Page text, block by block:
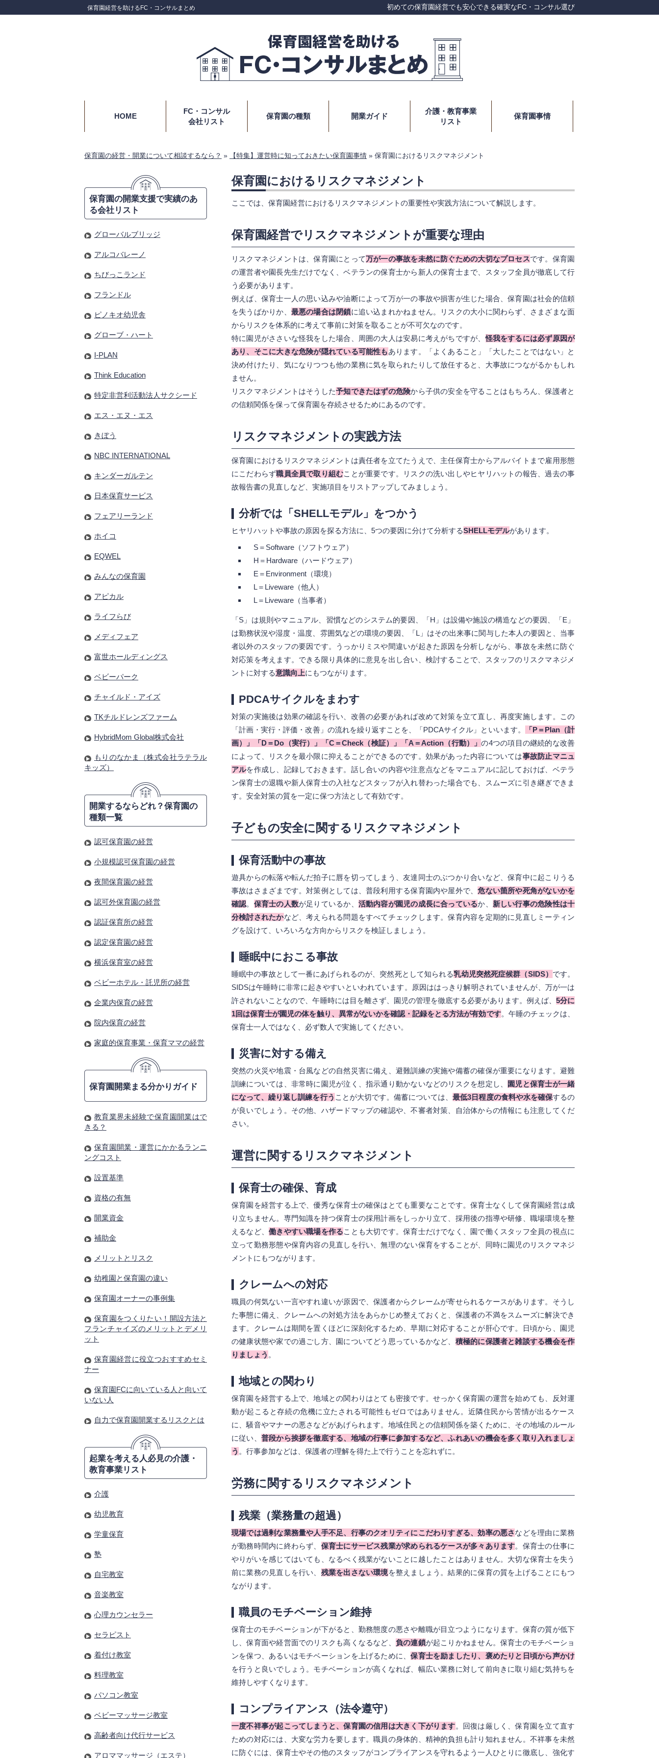
保育園経営を助けるFC・コンサルまとめ 初めての保育園経営でも安心できる確実なFC・コンサル選び
HOME
FC・コンサル
会社リスト
保育園の種類 開業ガイド
介護・教育事業
リスト
保育園事情
保育園の経営・開業について相談するなら？ » 【特集】運営時に知っておきたい保育園事情 » 保育園におけるリスクマネジメント
保育園におけるリスクマネジメント
ここでは、保育園経営におけるリスクマネジメントの重要性や実践方法について解説します。
保育園経営でリスクマネジメントが重要な理由
リスクマネジメントは、保育園にとって万が一の事故を未然に防ぐための大切なプロセスです。保育園
の運営者や園長先生だけでなく、ベテランの保育士から新人の保育士まで、スタッフ全員が徹底して行
う必要があります。
例えば、保育士一人の思い込みや油断によって万が一の事故や損害が生じた場合、保育園は社会的信頼
を失うばかりか、 最悪の場合は閉鎖に追い込まれかねません。リスクの大小に関わらず、さまざまな面
からリスクを体系的に考えて事前に対策を取ることが不可欠なのです。
特に園児がささいな怪我をした場合、周囲の大人は安易に考えがちですが、怪我をするには必ず原因が
あり、そこに大きな危険が隠れている可能性もあります。「よくあること」「大したことではない」と
決め付けたり、気になりつつも他の業務に気を取られたりして放任すると、大事故につながるかもしれ
ません。
リスクマネジメントはそうした予知できたはずの危険から子供の安全を守ることはもちろん、保護者と
の信頼関係を保って保育園を存続させるためにあるのです。
リスクマネジメントの実践方法
保育園におけるリスクマネジメントは責任者を立てたうえで、主任保育士からアルバイトまで雇用形態
にこだわらず職員全員で取り組むことが重要です。リスクの洗い出しやヒヤリハットの報告、過去の事
故報告書の見直しなど、実施項目をリストアップしてみましょう。
分析では「SHELLモデル」をつかう
ヒヤリハットや事故の原因を探る方法に、5つの要因に分けて分析するSHELLモデルがあります。
S＝Software（ソフトウェア）
H＝Hardware（ハードウェア）
E＝Environment（環境）
L＝Liveware（他人）
L＝Liveware（当事者）
「S」は規則やマニュアル、習慣などのシステム的要因、「H」は設備や施設の構造などの要因、「E」
は勤務状況や湿度・温度、雰囲気などの環境の要因、「L」はその出来事に関与した本人の要因と、当事
者以外のスタッフの要因です。うっかりミスや間違いが起きた原因を分析しながら、事故を未然に防ぐ
対応策を考えます。できる限り具体的に意見を出し合い、検討することで、スタッフのリスクマネジメ
ントに対する意識向上にもつながります。
PDCAサイクルをまわす
対策の実施後は効果の確認を行い、改善の必要があれば改めて対策を立て直し、再度実施します。この
「計画・実行・評価・改善」の流れを繰り返すことを、「PDCAサイクル」といいます。
「P＝Plan（計
画）」「D＝Do（実行）」「C＝Check（検証）」「A＝Action（行動）」の4つの項目の継続的な改善
によって、リスクを最小限に抑えることができるのです。効果があった内容については事故防止マニュ
アルを作成し、記録しておきます。話し合いの内容や注意点などをマニュアルに記しておけば、ベテラ
ン保育士の退職や新人保育士の入社などスタッフが入れ替わった場合でも、スムーズに引き継ぎできま
す。安全対策の質を一定に保つ方法として有効です。
子どもの安全に関するリスクマネジメント
保育活動中の事故
遊具からの転落や転んだ拍子に唇を切ってしまう、友達同士のぶつかり合いなど、保育中に起こりうる
事故はさまざまです。対策例としては、普段利用する保育園内や屋外で、危ない箇所や死角がないかを
確認。 保育士の人数が足りているか、 活動内容が園児の成長に合っているか、 新しい行事の危険性は十
分検討されたかなど、考えられる問題をすべてチェックします。保育内容を定期的に見直しミーティン
グを設けて、いろいろな方向からリスクを検証しましょう。
睡眠中におこる事故
睡眠中の事故として一番にあげられるのが、突然死として知られる乳幼児突然死症候群（SIDS） です。
SIDSは午睡時に非常に起きやすいといわれています。原因ははっきり解明されていませんが、万が一は
許されないことなので、午睡時には目を離さず、園児の管理を徹底する必要があります。例えば、 5分に
1回は保育士が園児の体を触り、異常がないかを確認・記録をとる方法が有効です。午睡のチェックは、
保育士一人ではなく、必ず数人で実施してください。
災害に対する備え
突然の火災や地震・台風などの自然災害に備え、避難訓練の実施や備蓄の確保が重要になります。避難
訓練については、非常時に園児が泣く、指示通り動かないなどのリスクを想定し、
園児と保育士が一緒
になって、繰り返し訓練を行う ことが大切です。備蓄については、最低3日程度の食料や水を確保するの
が良いでしょう。その他、ハザードマップの確認や、不審者対策、自治体からの情報にも注意してくだ
さい。
運営に関するリスクマネジメント
保育士の確保、育成
保育園を経営する上で、優秀な保育士の確保はとても重要なことです。保育士なくして保育園経営は成
り立ちません。専門知識を持つ保育士の採用計画をしっかり立て、採用後の指導や研修、職場環境を整
えるなど、働きやすい職場を作ることも大切です。保育士だけでなく、園で働くスタッフ全員の視点に
立って勤務形態や保育内容の見直しを行い、無理のない保育をすることが、同時に園児のリスクマネジ
メントにもつながります。
クレームへの対応
職員の何気ない一言やすれ違いが原因で、保護者からクレームが寄せられるケースがあります。そうし
た事態に備え、クレームへの対処方法をあらかじめ整えておくと、保護者の不満をスムーズに解決でき
ます。クレームは期間を置くほどに深刻化するため、早期に対応することが肝心です。日頃から、園児
の健康状態や家での過ごし方、園についてどう思っているかなど、 積極的に保護者と雑談する機会を作
りましょう 。
地域との関わり
保育園を経営する上で、地域との関わりはとても密接です。せっかく保育園の運営を始めても、反対運
動が起こると存続の危機に立たされる可能性もゼロではありません。近隣住民から苦情が出るケース
に、騒音やマナーの悪さなどがあげられます。地域住民との信頼関係を築くために、その地域のルール
に従い、 普段から挨拶を徹底する、地域の行事に参加するなど、ふれあいの機会を多く取り入れましょ
う 。行事参加などは、保護者の理解を得た上で行うことを忘れずに。
労務に関するリスクマネジメント
残業（業務量の超過）
現場では過剰な業務量や人手不足、行事のクオリティにこだわりすぎる、効率の悪さなどを理由に業務
が勤務時間内に終わらず、 保育士にサービス残業が求められるケースが多々あります。保育士の仕事に
やりがいを感じてはいても、なるべく残業がないことに越したことはありません。大切な保育士を失う
前に業務の見直しを行い、 残業を出さない環境を整えましょう。結果的に保育の質を上げることにもつ
ながります。
職員のモチベーション維持
保育士のモチベーションが下がると、勤務態度の悪さや離職が目立つようになります。保育の質が低下
し、保育面や経営面でのリスクも高くなるなど、 負の連鎖が起こりかねません。保育士のモチベーショ
ンを保つ、あるいはモチベーションを上げるために、保育士を励ましたり、褒めたりと日頃から声かけ
を行うと良いでしょう。モチベーションが高くなれば、幅広い業務に対して前向きに取り組む気持ちを
維持しやすくなります。
コンプライアンス（法令遵守）
一度不祥事が起こってしまうと、保育園の信用は大きく下がります。回復は厳しく、保育園を立て直す
ための対応には、大変な労力を要します。職員の身体的、精神的負担も計り知れません。不祥事を未然
に防ぐには、保育士やその他のスタッフがコンプライアンスを守れるよう一人ひとりに徹底し、強化す
保育園の開業支援で実績のあ
る会社リスト
グローバルブリッジ
アルコバレーノ
ちびっこランド
フランドル
ピノキオ幼児舎
グローブ・ハート
I-PLAN
Think Education
特定非営利活動法人サクシード
エス・エヌ・エス
きぼう
NBC INTERNATIONAL
キンダーガルテン
日本保育サービス
フェアリーランド
ホイコ
EQWEL
みんなの保育園
アピカル
ライフらび
メディフェア
富世ホールディングス
ベビーパーク
チャイルド・アイズ
TKチルドレンズファーム
HybridMom Global株式会社
もりのなかま（株式会社ラテラル
キッズ）
開業するならどれ？保育園の
種類一覧
認可保育園の経営
小規模認可保育園の経営
夜間保育園の経営
認可外保育園の経営
認証保育所の経営
認定保育園の経営
横浜保育室の経営
ベビーホテル・託児所の経営
企業内保育の経営
院内保育の経営
家庭的保育事業・保育ママの経営
保育園開業まる分かりガイド
教育業界未経験で保育園開業はで
きる？
保育園開業・運営にかかるランニ
ングコスト
設置基準
資格の有無
開業資金
補助金
メリットとリスク
幼稚園と保育園の違い
保育園オーナーの事例集
保育園をつくりたい！開設方法と
フランチャイズのメリットとデメリ
ット
保育園経営に役立つおすすめセミ
ナー
保育園FCに向いている人と向いて
いない人
自力で保育園開業するリスクとは
起業を考える人必見の介護・
教育事業リスト
介護
幼児教育
学童保育
塾
自宅教室
音楽教室
心理カウンセラー
セラピスト
着付け教室
料理教室
パソコン教室
ベビーマッサージ教室
高齢者向け代行サービス
アロママッサージ（エステ）